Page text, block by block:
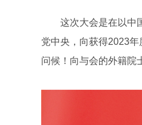
这次大会是在以中国
党中央，向获得2023
问候！向与会的外籍院